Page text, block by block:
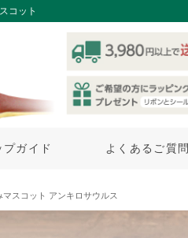
コット
プガイド よくあるご質問
マスコット アンキロサウルス